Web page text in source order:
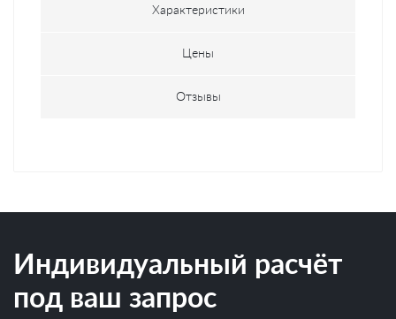
Характеристики
Цены
Отзывы
Индивидуальный расчёт
под ваш запрос